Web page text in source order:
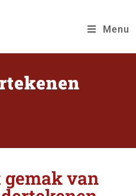
Menu
gemak van